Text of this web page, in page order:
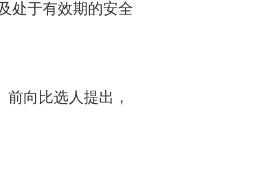
处于有效期的安全
向比选人提出，